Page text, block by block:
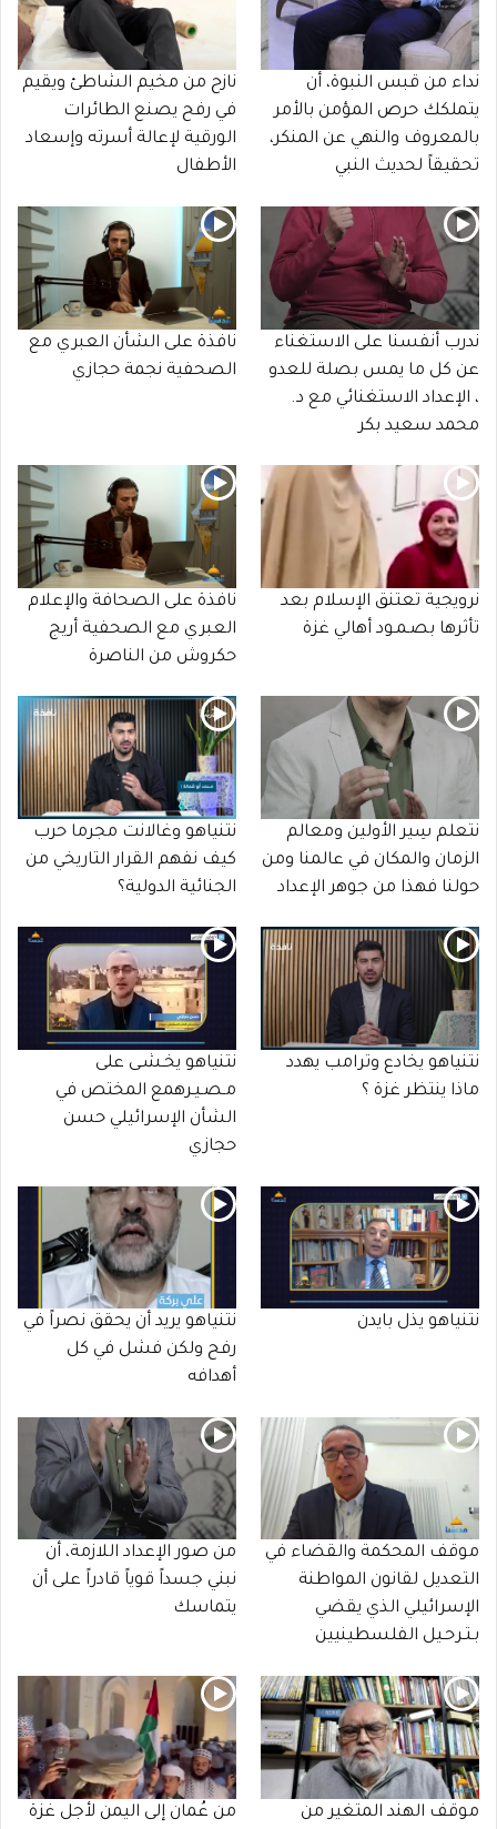
نداء من قبس النبوة، أن
يتملكك حرص المؤمن بالأمر
بالمعروف والنهي عن المنكر،
تحقيقاً لحديث النبي
نازح من مخيم الشاطئ ويقيم
في رفح يصنع الطائرات
الورقية لإعالة أسرته وإسعاد
الأطفال
ندرب أنفسنا على الاستغناء
عن كل ما يمس بصلة للعدو
، الإعداد الاستغنائي مع د.
محمد سعيد بكر
نافذة على الشأن العبري مع
الصحفية نجمة حجازي
نرويجية تعتنق الإسلام بعد
تأثرها بصـمـود أهالي غزة
نافذة على الصحافة والإعلام
العبري مع الصحفية أريج
حكروش من الناصرة
نتعلم سِير الأولين ومعالم
الزمان والمكان في عالمنا ومن
حولنا فهذا من جوهر الإعداد
نتنياهو وغالانت مجرما حرب
كيف نفهم القرار التاريخي من
الجنائية الدولية؟
نتنياهو يخادع وترامب يهدد
ماذا ينتظر غزة ؟
نتنياهو يخـشـى على
مـصـيـرهمع المختص في
الشأن الإسرائيلي حسن
حجازي
نتنياهو يذل بايدن
نتنياهو يريد أن يحقق نصراً في
رفح ولكن فشل في كل
أهدافه
موقف المحكمة والقضاء في
التعديل لقانون المواطنة
الإسرائيلي الذي يقضي
بـتـرحـيل الفلسطينيين
من صور الإعداد اللازمة، أن
نبني جسداً قوياً قادراً على أن
يتماسك
موقف الهند المتغير من من عُمان إلى اليمن لأجل غزة